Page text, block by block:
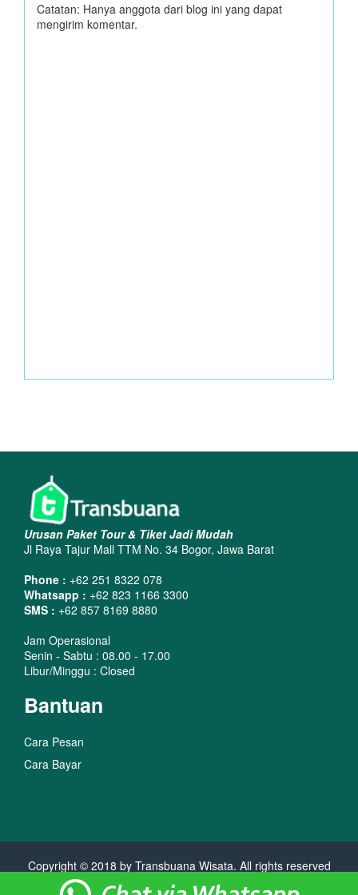
Catatan: Hanya anggota dari blog ini yang dapat
mengirim komentar.
Urusan Paket Tour & Tiket Jadi Mudah
Jl Raya Tajur Mall TTM No. 34 Bogor, Jawa Barat
Phone : +62 251 8322 078
Whatsapp : +62 823 1166 3300
SMS : +62 857 8169 8880
Jam Operasional
Senin - Sabtu : 08.00 - 17.00
Libur/Minggu : Closed
Bantuan
Cara Pesan
Cara Bayar
Copyright © 2018 by Transbuana Wisata. All rights reserved